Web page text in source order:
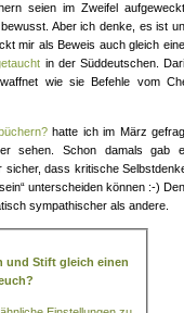
seien im Zweifel
Aber ich denke, es ist
mir als Beweis auch gleich
in der Süddeutschen.
wie sie Befehle vom
hatte ich im März
sehen. Schon damals gab
sicher, dass kritische
unterscheiden können :-)
sympathischer als andere.
und Stift gleich einen